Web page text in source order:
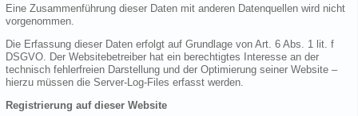
Eine Zusammenführung dieser Daten mit anderen Datenquellen wird nicht
vorgenommen.
Die Erfassung dieser Daten erfolgt auf Grundlage von Art. 6 Abs. 1 lit. f
DSGVO. Der Websitebetreiber hat ein berechtigtes Interesse an der
technisch fehlerfreien Darstellung und der Optimierung seiner Website –
hierzu müssen die Server-Log-Files erfasst werden.
Registrierung auf dieser Website